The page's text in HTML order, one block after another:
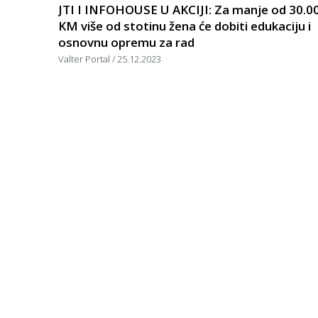
JTI I INFOHOUSE U AKCIJI: Za manje od
KM više od stotinu žena će dobiti edukaciju i
osnovnu opremu za rad
Valter Portal 25.12.2023